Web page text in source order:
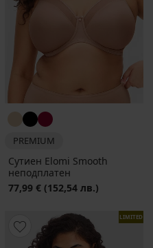
PREMIUM
Сутиен Elomi Smooth
неподплатен
77,99 € (152,54 лв.)
LIMITED